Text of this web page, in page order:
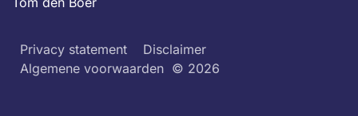
Privacy statement
Disclaimer
Algemene voorwaarden © 2026